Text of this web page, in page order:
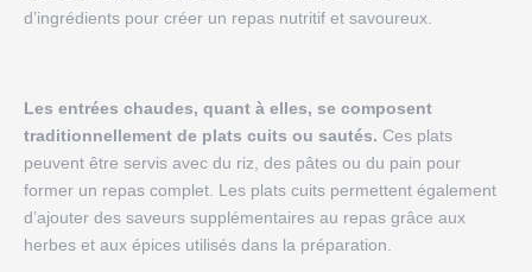
d’ingrédients pour créer un repas nutritif et savoureux.
Les entrées chaudes, quant à elles, se composent
traditionnellement de plats cuits ou sautés. Ces plats
peuvent être servis avec du riz, des pâtes ou du pain pour
former un repas complet. Les plats cuits permettent également
d’ajouter des saveurs supplémentaires au repas grâce aux
herbes et aux épices utilisés dans la préparation.